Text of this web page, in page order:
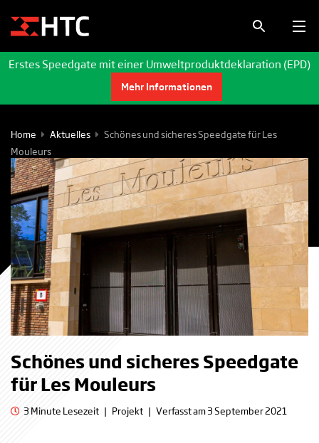
Erstes Speedgate mit einer Umweltproduktdeklaration (EPD)
Mehr Informationen
Home Aktuelles
Schönes und sicheres Speedgate für Les
Mouleurs
Schönes und sicheres Speedgate
für Les Mouleurs
3 Minute Lesezeit | Projekt | Verfasst am 3 September 2021